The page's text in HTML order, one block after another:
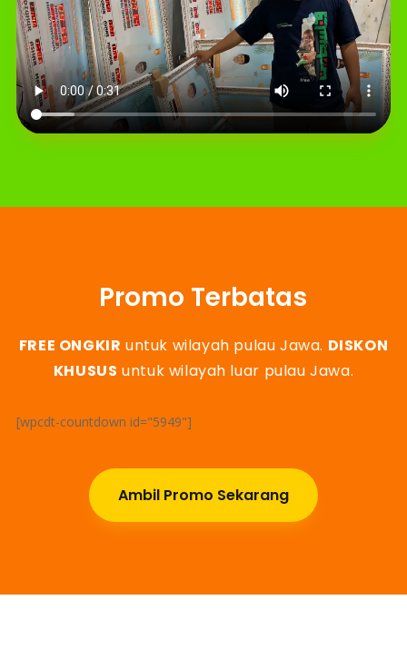
Promo Terbatas
FREE ONGKIR untuk wilayah pulau Jawa. DISKON
KHUSUS untuk wilayah luar pulau Jawa.
[wpcdt-countdown id="5949"]
Ambil Promo Sekarang